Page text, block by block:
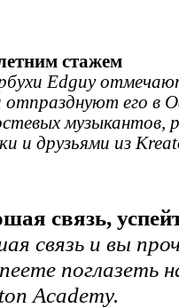
стажем
Edguy
отпразднуют его в
музыкантов,
и друзьями из
связь,
связь и вы
поглазеть
Academy.